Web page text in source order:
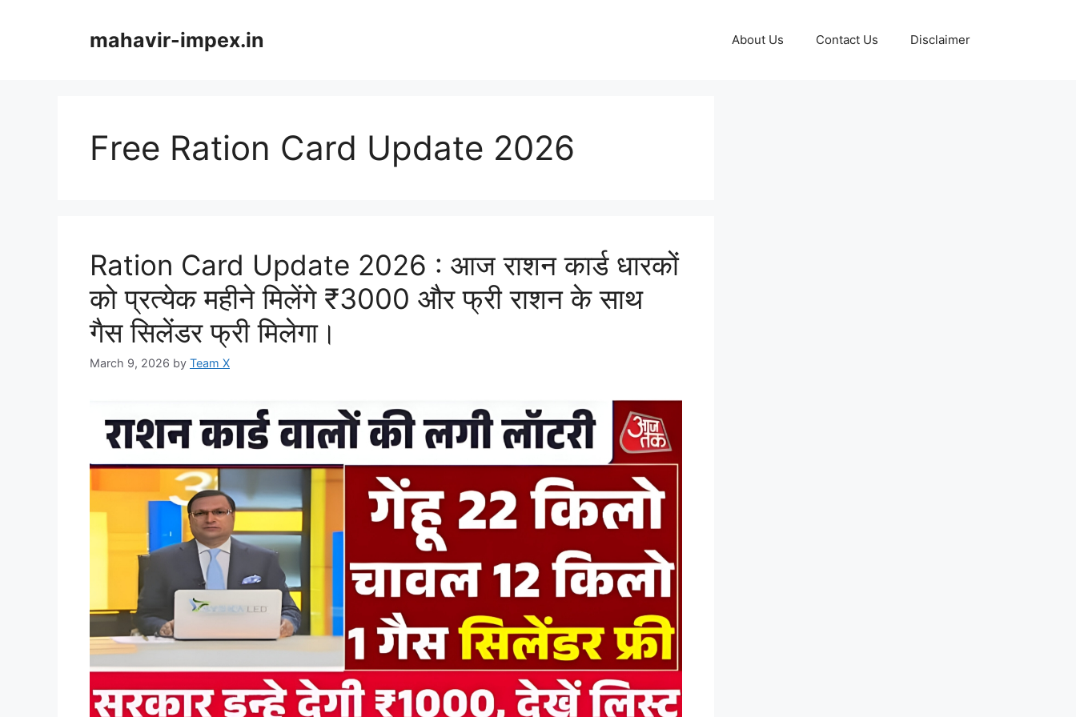
mahavir-impex.in About Us Contact Us Disclaimer
Free Ration Card Update 2026
Ration Card Update 2026 : आज राशन कार्ड धारकों
को प्रत्येक महीने मिलेंगे ₹3000 और फ्री राशन के साथ
गैस सिलेंडर फ्री मिलेगा।
March 9, 2026 by Team X